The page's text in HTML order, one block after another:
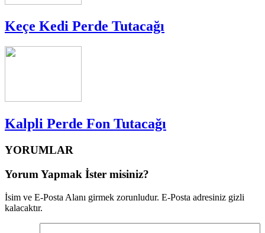
Keçe Kedi Perde Tutacağı
Kalpli Perde Fon Tutacağı
YORUMLAR
Yorum Yapmak İster misiniz?
İsim ve E-Posta Alanı girmek zorunludur. E-Posta adresiniz gizli
kalacaktır.